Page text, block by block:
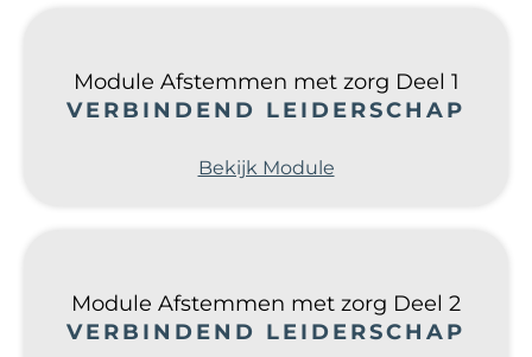
Module Afstemmen met zorg Deel 1
VERBINDEND LEIDERSCHAP
Bekijk Module
Module Afstemmen met zorg Deel 2
VERBINDEND LEIDERSCHAP